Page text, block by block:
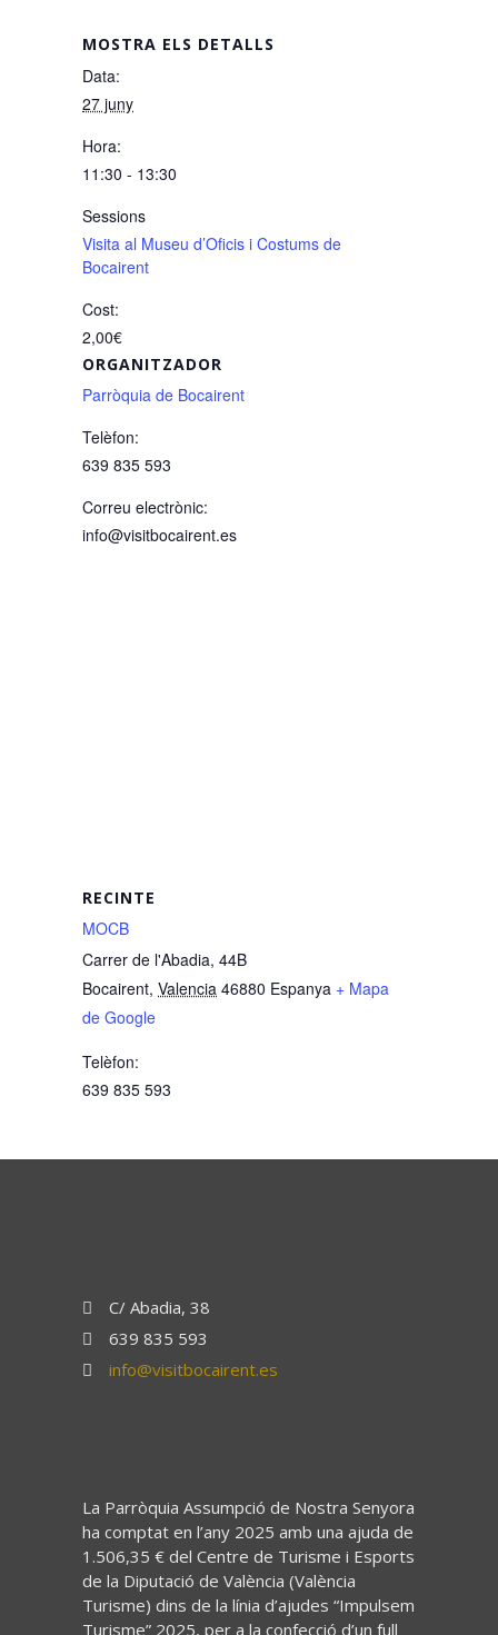
MOSTRA ELS DETALLS
Data:
27 juny
Hora:
11:30 - 13:30
Sessions
Visita al Museu d’Oficis i Costums de
Bocairent
Cost:
2,00€
ORGANITZADOR
Parròquia de Bocairent
Telèfon:
639 835 593
Correu electrònic:
info@visitbocairent.es
RECINTE
MOCB
Carrer de l'Abadia, 44B
Bocairent, Valencia 46880 Espanya + Mapa
de Google
Telèfon:
639 835 593
C/ Abadia, 38
639 835 593
info@visitbocairent.es
La Parròquia Assumpció de Nostra Senyora
ha comptat en l’any 2025 amb una ajuda de
1.506,35 € del Centre de Turisme i Esports
de la Diputació de València (València
Turisme) dins de la línia d’ajudes “Impulsem
Turisme” 2025, per a la confecció d’un full